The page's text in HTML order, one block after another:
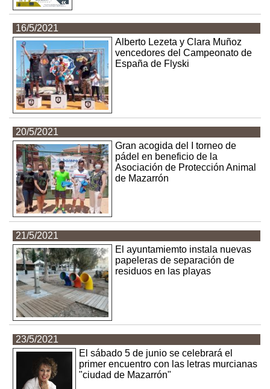
16/5/2021
Alberto Lezeta y Clara Muñoz
vencedores del Campeonato de
España de Flyski
20/5/2021
Gran acogida del I torneo de
pádel en beneficio de la
Asociación de Protección Animal
de Mazarrón
21/5/2021
El ayuntamiemto instala nuevas
papeleras de separación de
residuos en las playas
23/5/2021
El sábado 5 de junio se celebrará el
primer encuentro con las letras murcianas
"ciudad de Mazarrón"